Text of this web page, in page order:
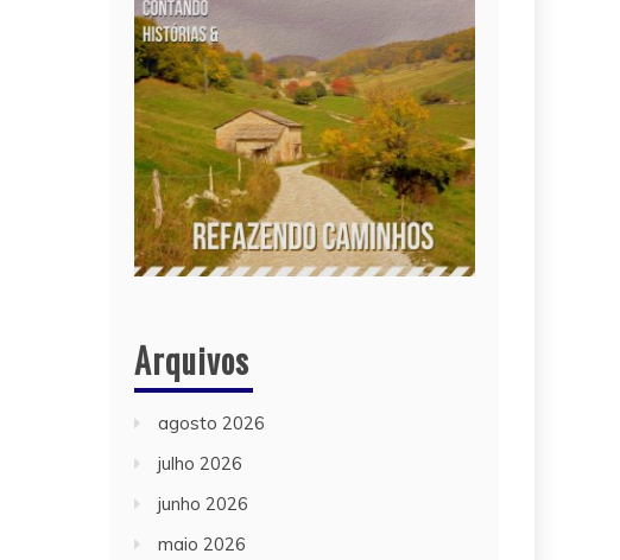
Arquivos
agosto 2026
julho 2026
junho 2026
maio 2026